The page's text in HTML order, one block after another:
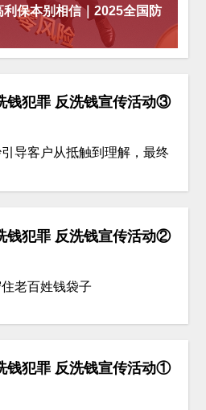
保本别相信｜2025全国防
钱犯罪 反洗钱宣传活动③
导客户从抵触到理解，最终
钱犯罪 反洗钱宣传活动②
老百姓钱袋子
钱犯罪 反洗钱宣传活动①